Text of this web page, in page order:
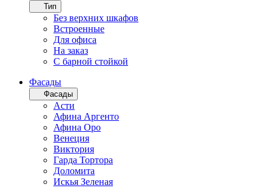
Тип
Без верхних шкафов
Встроенные
Для офиса
На заказ
С барной стойкой
Фасады
Фасады
Асти
Афина Аргенто
Афина Оро
Венеция
Виктория
Гарда Тортора
Доломита
Искья Зеленая